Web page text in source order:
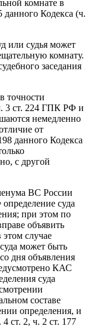
комнате в
данного Кодекса (ч.
или судья может
комнату.
заседания
точности
3 ст. 224 ГПК РФ и
немедленно
от
данного Кодекса
с другой
ВС России
суда
при этом по
объявить
случае
может быть
дня объявления
КАС
суда
составе
определения, и
ст. 2, ч. 2 ст. 177